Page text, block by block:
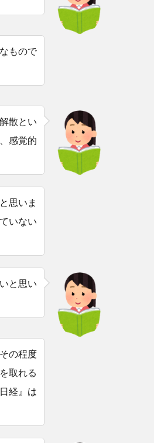
もので
散とい
感覚的
思いま
いない
と思い
の程度
取れる
経』は